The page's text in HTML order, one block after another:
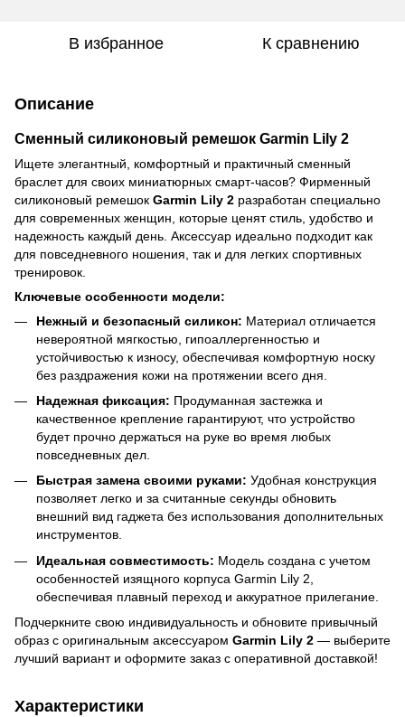
В избранное К сравнению
Описание
Сменный силиконовый ремешок Garmin Lily 2
Ищете элегантный, комфортный и практичный сменный
браслет для своих миниатюрных смарт-часов? Фирменный
силиконовый ремешок Garmin Lily 2 разработан специально
для современных женщин, которые ценят стиль, удобство и
надежность каждый день. Аксессуар идеально подходит как
для повседневного ношения, так и для легких спортивных
тренировок.
Ключевые особенности модели:
Нежный и безопасный силикон: Материал отличается
невероятной мягкостью, гипоаллергенностью и
устойчивостью к износу, обеспечивая комфортную носку
без раздражения кожи на протяжении всего дня.
Надежная фиксация: Продуманная застежка и
качественное крепление гарантируют, что устройство
будет прочно держаться на руке во время любых
повседневных дел.
Быстрая замена своими руками: Удобная конструкция
позволяет легко и за считанные секунды обновить
внешний вид гаджета без использования дополнительных
инструментов.
Идеальная совместимость: Модель создана с учетом
особенностей изящного корпуса Garmin Lily 2,
обеспечивая плавный переход и аккуратное прилегание.
Подчеркните свою индивидуальность и обновите привычный
образ с оригинальным аксессуаром Garmin Lily 2 — выберите
лучший вариант и оформите заказ с оперативной доставкой!
Характеристики